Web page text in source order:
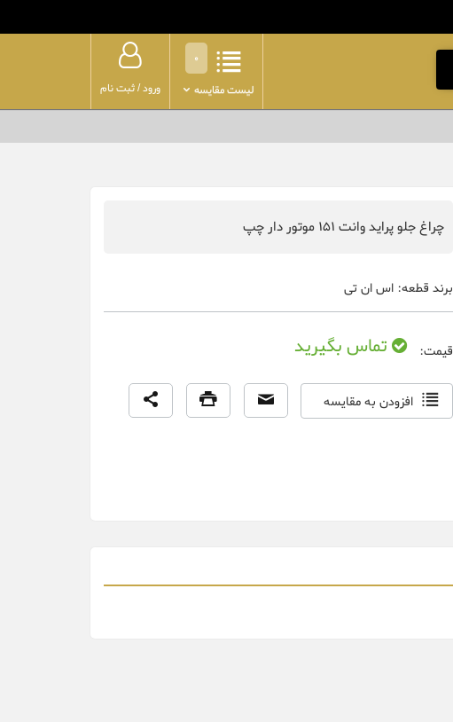
ورود/ثبت نام
0
لیست مقایسه
چراغ جلو پراید وانت 151 موتور دار چپ
برند قطعه:اس ان تی
قیمت: تماس بگیرید
افزودن به مقایسه